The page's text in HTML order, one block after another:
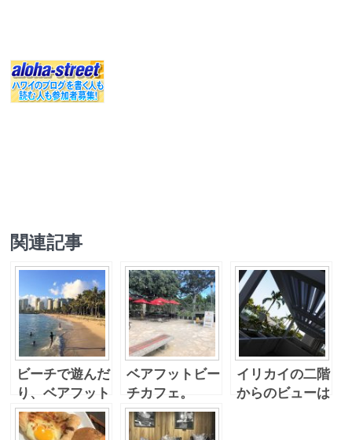
関連記事
ビーチで遊んだ
り、ベアフット
カフェ行った
り。。
ベアフットビー
チカフェ。
イリカイの二階
からのビューは